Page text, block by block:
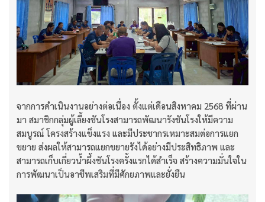
จากการดำเนินงานอย่างต่อเนื่อง ตั้งแต่เดือนสิงหาคม 2568 ที่ผ่าน
มา สมาชิกกลุ่มผู้เลี้ยงชันโรงสามารถพัฒนารังชันโรงให้มีความ
สมบูรณ์ โครงสร้างแข็งแรง และมีประชากรเหมาะสมต่อการแยก
ขยาย ส่งผลให้สามารถแยกขยายรังได้อย่างมีประสิทธิภาพ และ
สามารถเก็บเกี่ยวน้ำผึ้งชันโรงครั้งแรกได้สำเร็จ สร้างความมั่นใจใน
การพัฒนาเป็นอาชีพเสริมที่มีศักยภาพและยั่งยืน